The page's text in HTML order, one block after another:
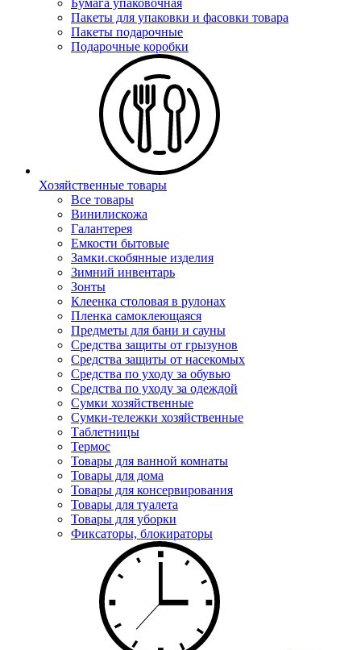
Бумага упаковочная
Пакеты для упаковки и фасовки товара
Пакеты подарочные
Подарочные коробки
Хозяйственные товары
Все товары
Винилискожа
Галантерея
Емкости бытовые
Замки.скобянные изделия
Зимний инвентарь
Зонты
Клеенка столовая в рулонах
Пленка самоклеющаяся
Предметы для бани и сауны
Средства защиты от грызунов
Средства защиты от насекомых
Средства по уходу за обувью
Средства по уходу за одеждой
Сумки хозяйственные
Сумки-тележки хозяйственные
Таблетницы
Термос
Товары для ванной комнаты
Товары для дома
Товары для консервирования
Товары для туалета
Товары для уборки
Фиксаторы, блокираторы